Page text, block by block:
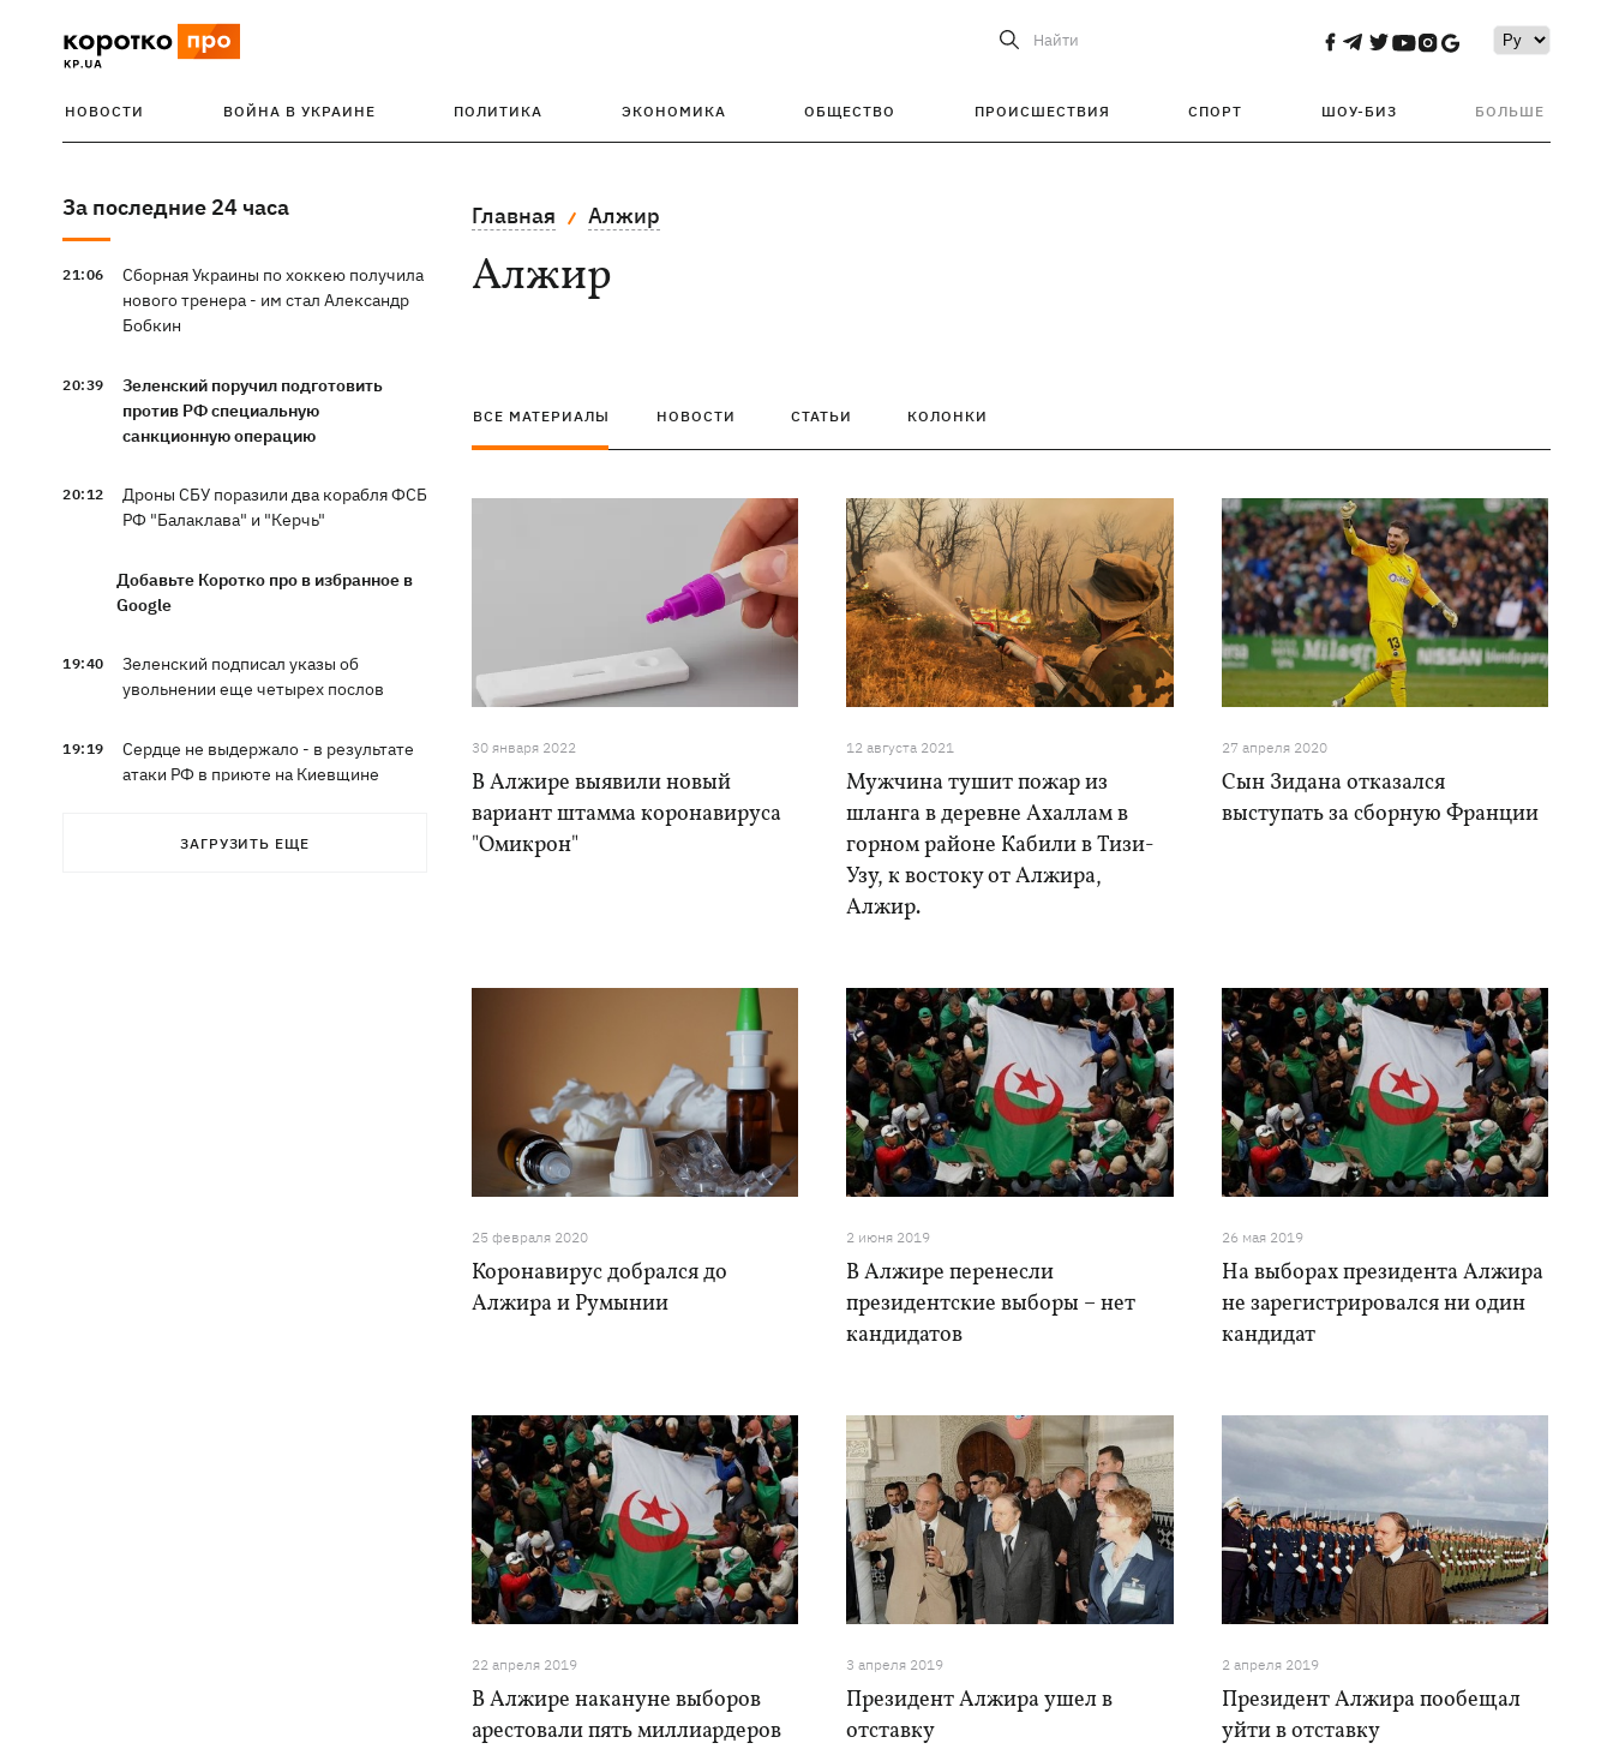
Найти
НОВОСТИ ВОЙНА В УКРАИНЕ ПОЛИТИКА ЭКОНОМИКА ОБЩЕСТВО ПРОИСШЕСТВИЯ СПОРТ ШОУ-БИЗ БОЛЬШЕ
За последние 24 часа
21:06
Сборная Украины по хоккею получила
нового тренера - им стал Александр
Бобкин
20:39
Зеленский поручил подготовить
против РФ специальную
санкционную операцию
20:12
Дроны СБУ поразили два корабля ФСБ
РФ "Балаклава" и "Керчь"
Добавьте Коротко про в избранное в
Google
19:40
Зеленский подписал указы об
увольнении еще четырех послов
19:19
Сердце не выдержало - в результате
атаки РФ в приюте на Киевщине
ЗАГРУЗИТЬ ЕЩЕ
Главная Алжир
Алжир
ВСЕ МАТЕРИАЛЫ НОВОСТИ СТАТЬИ КОЛОНКИ
30 января 2022
В Алжире выявили новый
вариант штамма коронавируса
"Омикрон"
12 августа 2021
Мужчина тушит пожар из
шланга в деревне Ахаллам в
горном районе Кабили в Тизи-
Узу, к востоку от Алжира,
Алжир.
27 апреля 2020
Сын Зидана отказался
выступать за сборную Франции
25 февраля 2020
Коронавирус добрался до
Алжира и Румынии
2 июня 2019
В Алжире перенесли
президентские выборы – нет
кандидатов
26 мая 2019
На выборах президента Алжира
не зарегистрировался ни один
кандидат
22 апреля 2019
В Алжире накануне выборов
арестовали пять миллиардеров
3 апреля 2019
Президент Алжира ушел в
отставку
2 апреля 2019
Президент Алжира пообещал
уйти в отставку